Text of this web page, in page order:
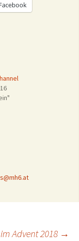
Advent 2018 →